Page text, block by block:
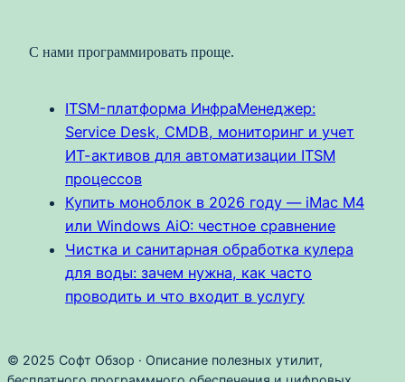
С нами программировать проще.
ITSM-платформа ИнфраМенеджер:
Service Desk, CMDB, мониторинг и учет
ИТ-активов для автоматизации ITSM
процессов
Купить моноблок в 2026 году — iMac M4
или Windows AiO: честное сравнение
Чистка и санитарная обработка кулера
для воды: зачем нужна, как часто
проводить и что входит в услугу
© 2025 Софт Обзор · Описание полезных утилит,